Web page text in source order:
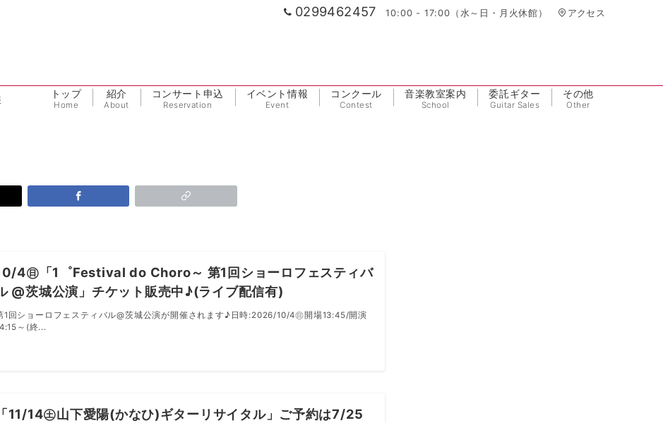
0299462457 10:00 - 17:00（水～日・月火休館） アクセス
トップ
Home
紹介
About
コンサート申込
Reservation
イベント情報
Event
コンクール
Contest
音楽教室案内
School
委託ギター
Guitar Sales
その他
Other
4㊐「1゜Festival do Choro～ 第1回ショーロフェスティバ
@茨城公演」チケット販売中♪(ライブ配信有)
1回ショーロフェスティバル@茨城公演が開催されます♪日時:2026/10/4㊐開場13:45/開演
～(終...
「11/14㊏山下愛陽(かなひ)ギターリサイタル」ご予約は7/25